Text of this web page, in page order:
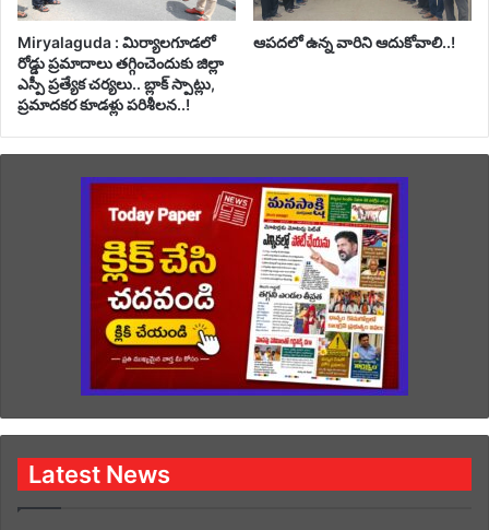
Miryalaguda : మిర్యాలగూడలో
రోడ్డు ప్రమాదాలు తగ్గించెందుకు జిల్లా
ఎస్పీ ప్రత్యేక చర్యలు.. బ్లాక్ స్పాట్లు,
ప్రమాదకర కూడళ్లు పరిశీలన..!
ఆపదలో ఉన్న వారిని ఆదుకోవాలి..!
Latest News